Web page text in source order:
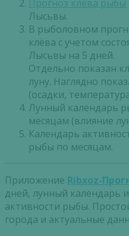
Прогноз клева рыбы
Лысьвы.
В рыболовном
клёва с учетом
Лысьвы на 5 дней.
Отдельно показан
луну. Наглядно
(осадки,
Лунный календарь
месяцам (влияние
Календарь
рыбы по месяцам.
Приложение Ribxoz-
дней, лунный календарь
активности рыбы.
города и актуальные